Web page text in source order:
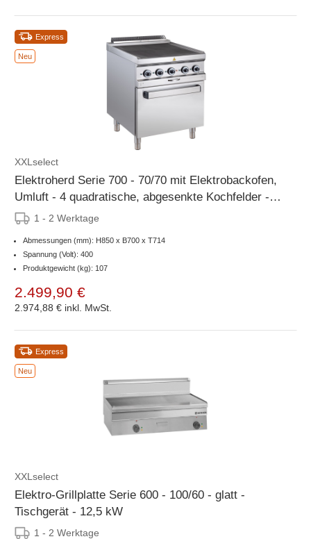
Express
Neu
XXLselect
Elektroherd Serie 700 - 70/70 mit Elektrobackofen,
Umluft - 4 quadratische, abgesenkte Kochfelder -
12,6 kW1 - 2 Werktage
Abmessungen (mm): H850 x B700 x T714
Spannung (Volt): 400
Produktgewicht (kg): 107
2.499,90 €
2.974,88 € inkl. MwSt.
Express
Neu
XXLselect
Elektro-Grillplatte Serie 600 - 100/60 - glatt -
Tischgerät - 12,5 kW
1 - 2 Werktage